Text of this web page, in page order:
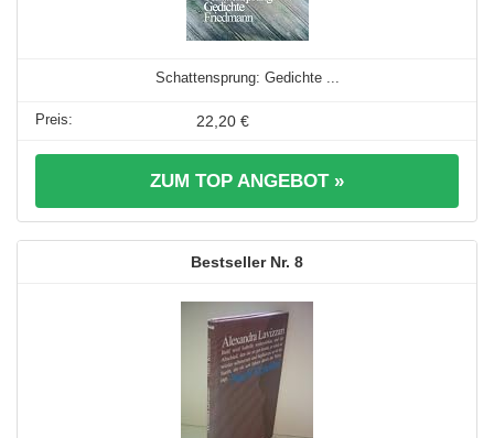
Schattensprung: Gedichte ...
22,20 €
ZUM TOP ANGEBOT »
8